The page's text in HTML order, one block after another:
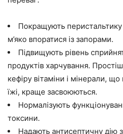
Покращують
м’яко впоратися із запорами.
Підвищують рівень
продуктів харчування.
кефіру вітаміни і мінерали,
їжі, краще засвоюються.
Нормалізують
токсини.
Надають антисептичну дію